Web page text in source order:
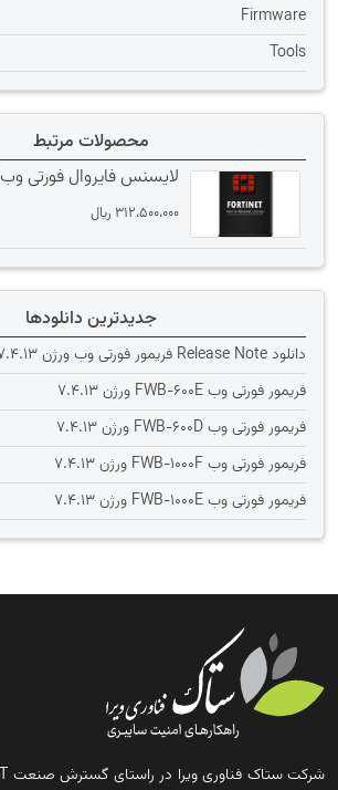
Firmware
Tools
محصولات مرتبط
لایسنس فایروال فورتی وب 600E
312،500،000 ﷼
جدیدترین دانلودها
دانلود Release Note فریمور فورتی وب ورژن 7.4.13
فریمور فورتی وب FWB-600E ورژن 7.4.13
فریمور فورتی وب FWB-600D ورژن 7.4.13
فریمور فورتی وب FWB-1000F ورژن 7.4.13
فریمور فورتی وب FWB-1000E ورژن 7.4.13